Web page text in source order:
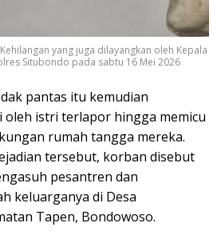
yang juga dilayangkan oleh Kepala
Situbondo pada sabtu 16 Mei 2026
pantas itu kemudian
istri terlapor hingga memicu
rumah tangga mereka.
tersebut, korban disebut
pesantren dan
keluarganya di Desa
Tapen, Bondowoso.